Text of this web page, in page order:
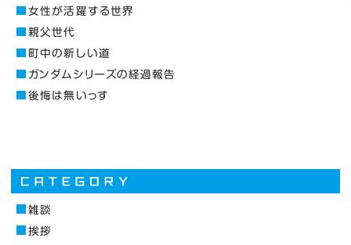
女性が活躍する世界
親父世代
町中の新しい道
ガンダムシリーズの経過報告
後悔は無いっす
雑談
挨拶